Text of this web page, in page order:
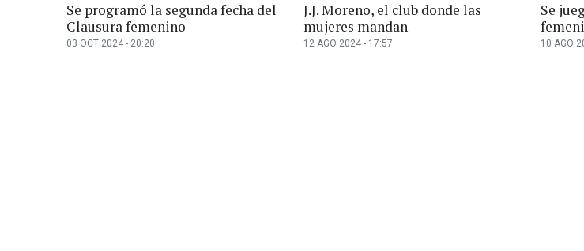
Se programó la segunda fecha del
Clausura femenino
03 OCT 2024 - 20:20
J.J. Moreno, el club donde las
mujeres mandan
12 AGO 2024 - 17:57
Se
10 AGO